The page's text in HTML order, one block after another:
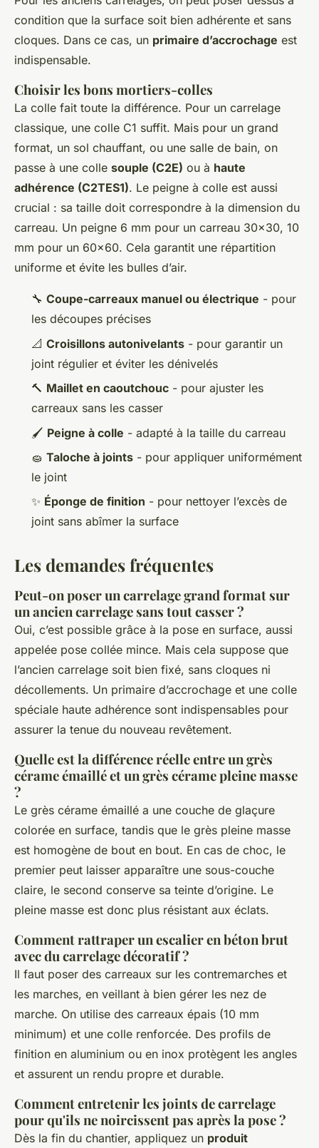
condition que la surface soit bien adhérente et sans
cloques. Dans ce cas, un primaire d’accrochage est
indispensable.
Choisir les bons mortiers-colles
La colle fait toute la différence. Pour un carrelage
classique, une colle C1 suffit. Mais pour un grand
format, un sol chauffant, ou une salle de bain, on
passe à une colle souple (C2E) ou à haute
adhérence (C2TES1). Le peigne à colle est aussi
crucial : sa taille doit correspondre à la dimension du
carreau. Un peigne 6 mm pour un carreau 30x30, 10
mm pour un 60x60. Cela garantit une répartition
uniforme et évite les bulles d’air.
🔧 Coupe-carreaux manuel ou électrique - pour
les découpes précises
📐 Croisillons autonivelants - pour garantir un
joint régulier et éviter les dénivelés
🔨 Maillet en caoutchouc - pour ajuster les
carreaux sans les casser
🖌️ Peigne à colle - adapté à la taille du carreau
🧽 Taloche à joints - pour appliquer uniformément
le joint
✨ Éponge de finition - pour nettoyer l’excès de
joint sans abîmer la surface
Les demandes fréquentes
Peut-on poser un carrelage grand format sur
un ancien carrelage sans tout casser ?
Oui, c’est possible grâce à la pose en surface, aussi
appelée pose collée mince. Mais cela suppose que
l’ancien carrelage soit bien fixé, sans cloques ni
décollements. Un primaire d’accrochage et une colle
spéciale haute adhérence sont indispensables pour
assurer la tenue du nouveau revêtement.
Quelle est la différence réelle entre un grès
cérame émaillé et un grès cérame pleine masse
?
Le grès cérame émaillé a une couche de glaçure
colorée en surface, tandis que le grès pleine masse
est homogène de bout en bout. En cas de choc, le
premier peut laisser apparaître une sous-couche
claire, le second conserve sa teinte d’origine. Le
pleine masse est donc plus résistant aux éclats.
Comment rattraper un escalier en béton brut
avec du carrelage décoratif ?
Il faut poser des carreaux sur les contremarches et
les marches, en veillant à bien gérer les nez de
marche. On utilise des carreaux épais (10 mm
minimum) et une colle renforcée. Des profils de
finition en aluminium ou en inox protègent les angles
et assurent un rendu propre et durable.
Comment entretenir les joints de carrelage
pour qu'ils ne noircissent pas après la pose ?
Dès la fin du chantier, appliquez un produit